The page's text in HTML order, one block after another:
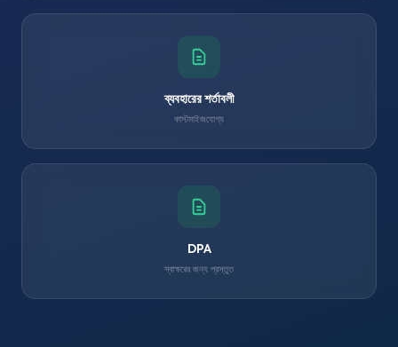
ব্যবহারের শর্তাবলী
কাস্টমাইজযোগ্য
DPA
স্বাক্ষরের জন্য প্রস্তুত